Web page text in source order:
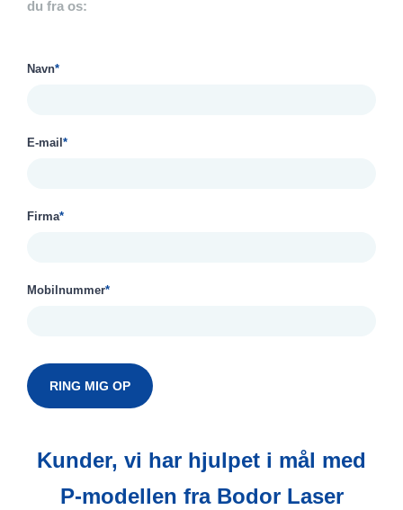
du fra os:
Navn*
E-mail *
Firma*
Mobilnummer*
Kunder, vi har hjulpet i mål med
P-modellen fra Bodor Laser